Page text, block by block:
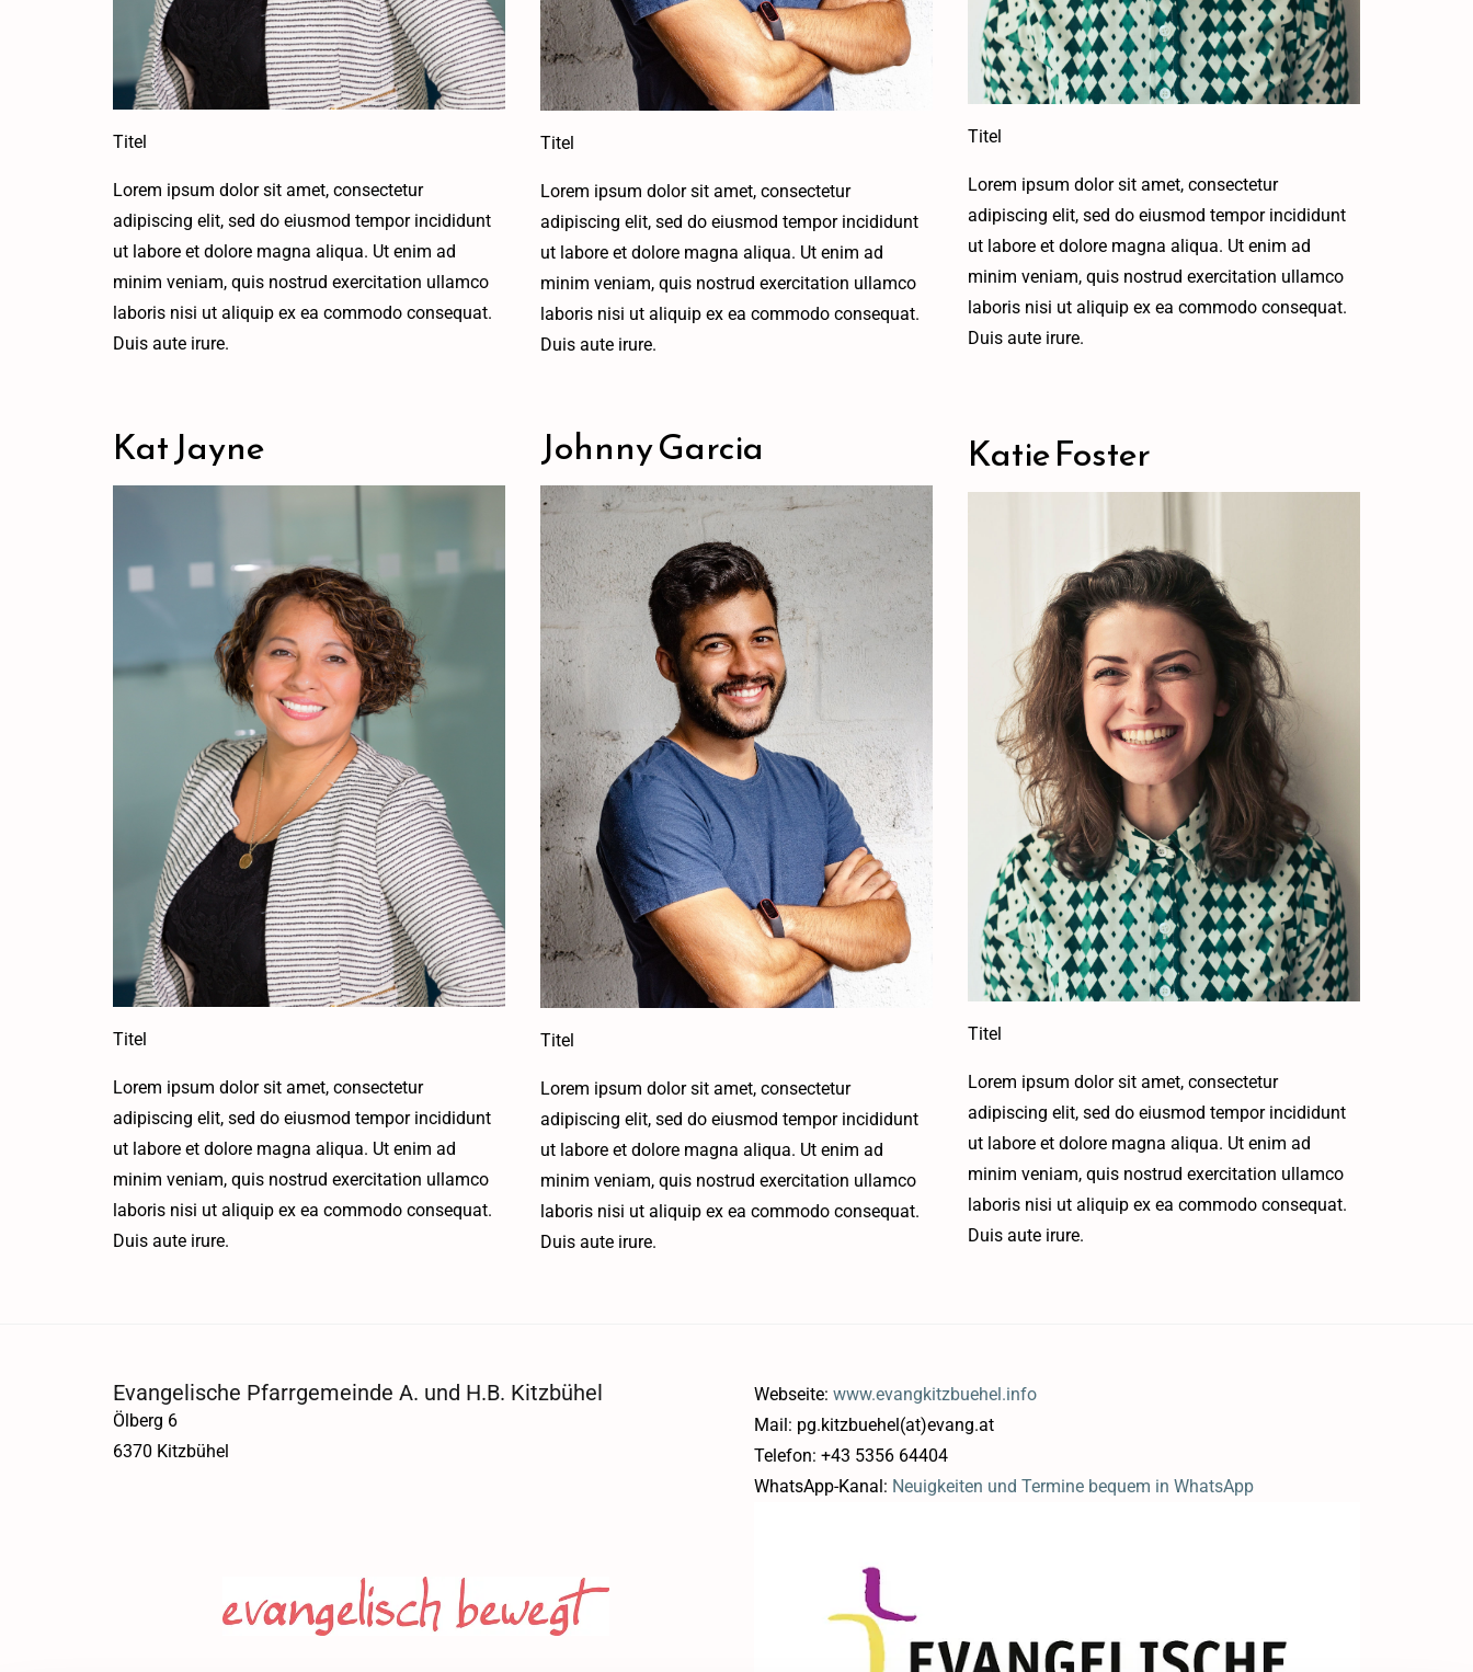
Titel
Lorem ipsum dolor sit amet, consectetur
adipiscing elit, sed do eiusmod tempor incididunt
ut labore et dolore magna aliqua. Ut enim ad
minim veniam, quis nostrud exercitation ullamco
laboris nisi ut aliquip ex ea commodo consequat.
Duis aute irure.
Titel
Lorem ipsum dolor sit amet, consectetur
adipiscing elit, sed do eiusmod tempor incididunt
ut labore et dolore magna aliqua. Ut enim ad
minim veniam, quis nostrud exercitation ullamco
laboris nisi ut aliquip ex ea commodo consequat.
Duis aute irure.
Titel
Lorem ipsum dolor sit amet, consectetur
adipiscing elit, sed do eiusmod tempor incididunt
ut labore et dolore magna aliqua. Ut enim ad
minim veniam, quis nostrud exercitation ullamco
laboris nisi ut aliquip ex ea commodo consequat.
Duis aute irure.
Kat Jayne
Titel
Lorem ipsum dolor sit amet, consectetur
adipiscing elit, sed do eiusmod tempor incididunt
ut labore et dolore magna aliqua. Ut enim ad
minim veniam, quis nostrud exercitation ullamco
laboris nisi ut aliquip ex ea commodo consequat.
Duis aute irure.
Johnny Garcia
Titel
Lorem ipsum dolor sit amet, consectetur
adipiscing elit, sed do eiusmod tempor incididunt
ut labore et dolore magna aliqua. Ut enim ad
minim veniam, quis nostrud exercitation ullamco
laboris nisi ut aliquip ex ea commodo consequat.
Duis aute irure.
Katie Foster
Titel
Lorem ipsum dolor sit amet, consectetur
adipiscing elit, sed do eiusmod tempor incididunt
ut labore et dolore magna aliqua. Ut enim ad
minim veniam, quis nostrud exercitation ullamco
laboris nisi ut aliquip ex ea commodo consequat.
Duis aute irure.
Evangelische Pfarrgemeinde A. und H.B. Kitzbühel
Ölberg 6
6370 Kitzbühel
Webseite: www.evangkitzbuehel.info
Mail: pg.kitzbuehel(at)evang.at
Telefon: +43 5356 64404
WhatsApp-Kanal: Neuigkeiten und Termine bequem in WhatsApp